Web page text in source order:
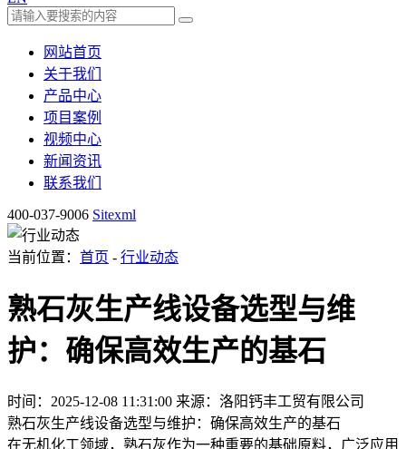
网站首页
关于我们
产品中心
项目案例
视频中心
新闻资讯
联系我们
400-037-9006 Sitexml
当前位置： 首页 - 行业动态
熟石灰生产线设备选型与维
护：确保高效生产的基石
时间：2025-12-08 11:31:00 来源：洛阳钙丰工贸有限公司
熟石灰生产线设备选型与维护：确保高效生产的基石
在无机化工领域，熟石灰作为一种重要的基础原料，广泛应用